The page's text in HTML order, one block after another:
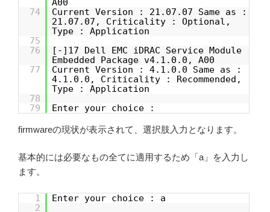
A00
74
Current Version : 21.07.07 Same as :
21.07.07, Criticality : Optional,
Type : Application
75
76
[-]17 Dell EMC iDRAC Service Module
Embedded Package v4.1.0.0, A00
77
Current Version : 4.1.0.0 Same as :
4.1.0.0, Criticality : Recommended,
Type : Application
78
79
Enter your choice :
firmwareの現状が表示されて、選択肢入力となります。
基本的には必要なもの全てに適用するため「a」を入力し
ます。
1
Enter your choice : a
2